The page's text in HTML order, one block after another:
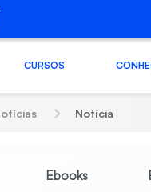
CURSOS
Notícia
Ebooks